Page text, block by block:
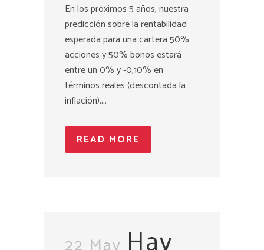
En los próximos 5 años, nuestra
predicción sobre la rentabilidad
esperada para una cartera 50%
acciones y 50% bonos estará
entre un 0% y -0,10% en
términos reales (descontada la
inflación)....
READ MORE